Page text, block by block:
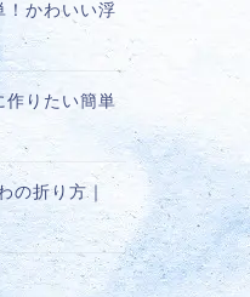
！かわいい浮
作りたい簡単
の折り方｜